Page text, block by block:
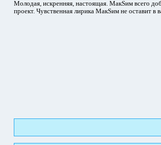
Молодая, искренняя, настоящая. МакSим всего
проект. Чувственная лирика МакSим не оставит